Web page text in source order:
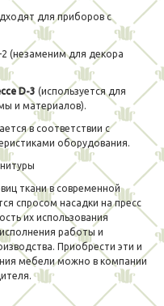
для приборов с
(незаменим для декора
D-3 (используется для
и материалов).
в соответствии с
оборудования.
ткани в современной
спросом насадки на пресс
их использования
работы и
Приобрести эти и
мебели можно в компании